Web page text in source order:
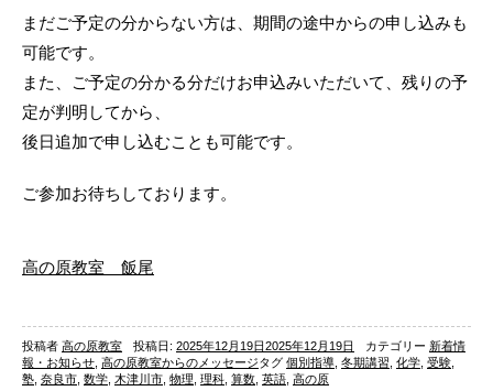
まだご予定の分からない方は、期間の途中からの申し込みも
可能です。
また、ご予定の分かる分だけお申込みいただいて、残りの予
定が判明してから、
後日追加で申し込むことも可能です。
ご参加お待ちしております。
高の原教室 飯尾
投稿者 高の原教室 投稿日: 2025年12月19日2025年12月19日 カテゴリー 新着情
報・お知らせ 高の原教室からのメッセージタグ 個別指導 冬期講習 化学 受験
塾 奈良市 数学 木津川市 物理 理科 算数 英語 高の原